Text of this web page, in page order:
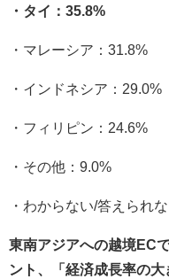
・タイ：35.8%
・マレーシア：31.8%
・インドネシア：29.0%
・フィリピン：24.6%
・その他：9.0%
・わからない/答えられ
東南アジアへの越境EC
ント、「経済成長率の